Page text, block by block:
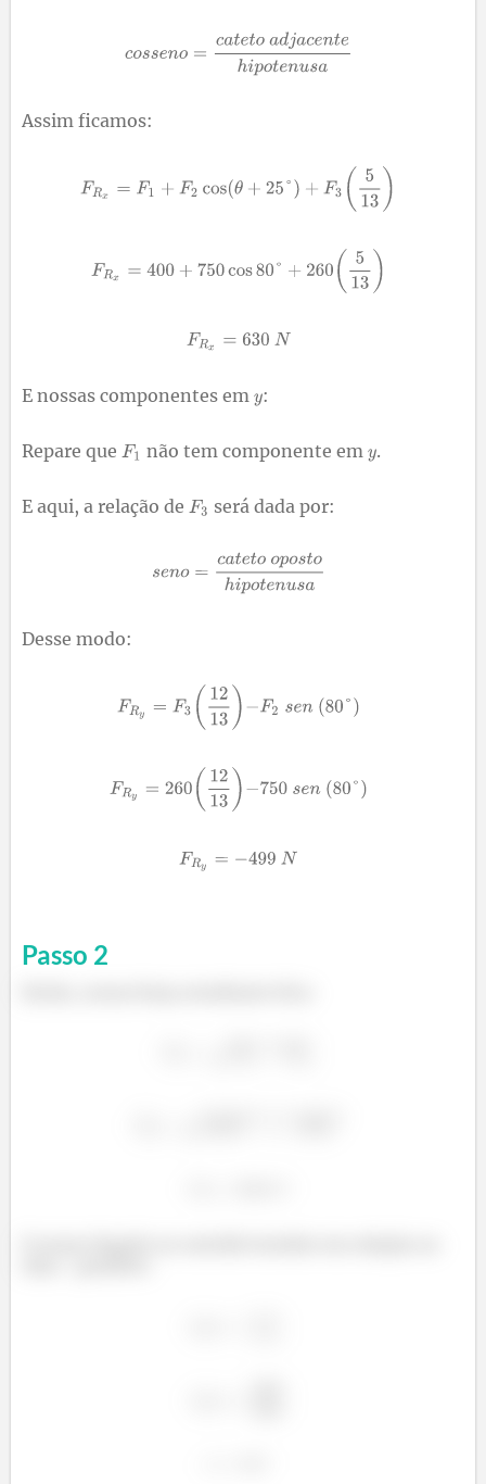
Assim ficamos:
E nossas componentes em :
Repare que não tem componente em .
E aqui, a relação de será dada por:
Desse modo:
Passo 2